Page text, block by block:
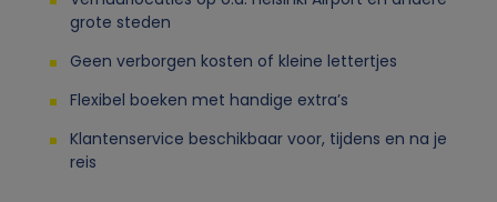
grote steden
Geen verborgen kosten of kleine lettertjes
Flexibel boeken met handige extra’s
Klantenservice beschikbaar voor, tijdens en na je
reis